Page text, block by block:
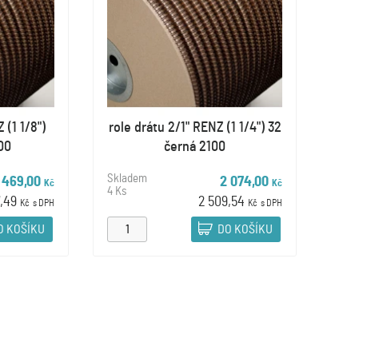
(1 1/8")
469,00Kč
Kč s DPH
KOŠÍKU
role drátu 2/1" RENZ (1 1/4") 32
černá 2100
Skladem
4 Ks
2 074,00Kč
2 509,54 Kč s DPH
DO KOŠÍKU